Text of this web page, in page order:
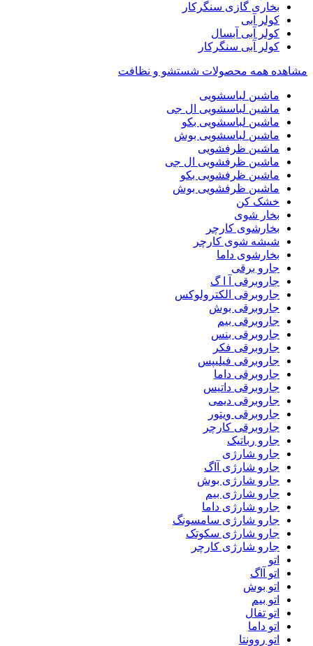
بخاری گازی سنگرکار
کولر آبی
کولر آبی آبسال
کولر آبی سنگرکار
مشاهده همه محصولات شستشو و نظافت
ماشین لباسشویی
ماشین لباسشویی ال جی
ماشین لباسشویی بکو
ماشین لباسشویی بوش
ماشین ظرفشویی
ماشین ظرفشویی ال جی
ماشین ظرفشویی بکو
ماشین ظرفشویی بوش
خشک کن
بخار شوی
بخارشوی کارچر
شیشه شوی کارچر
بخارشوی داما
جارو برقی
جاروبرقی آ ا گ
جاروبرقی الکترولوکس
جاروبرقی بوش
جاروبرقی بیم
جاروبرقی بنس
جاروبرقی فکر
جاروبرقی فیلیپس
جاروبرقی داما
جاروبرقی داتیس
جاروبرقی دیمی
جاروبرقی ویتور
جاروبرقی کارچر
جارو رباتیک
جارو شارژی
جارو شارژی آاگ
جارو شارژی بوش
جارو شارژی بیم
جارو شارژی داما
جارو شارژی سامسونگ
جارو شارژی سکوتک
جارو شارژی کارچر
اتو
اتو آاگ
اتو بوش
اتو بیم
اتو تفال
اتو داما
اتو روونتا